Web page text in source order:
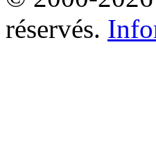
réservés.